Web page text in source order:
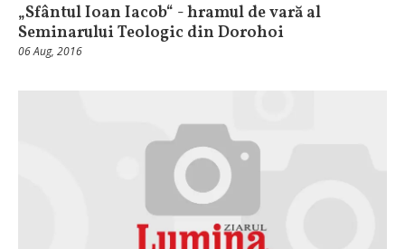
„Sfântul Ioan Iacob“ - hramul de vară al
Seminarului Teologic din Dorohoi
06 Aug, 2016